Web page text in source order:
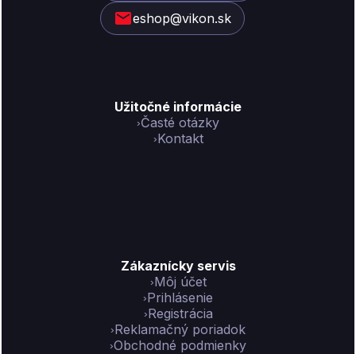
eshop@vikon.sk
Užitočné informácie
Časté otázky
Kontakt
Zákaznícky servis
Môj účet
Prihlásenie
Registrácia
Reklamačný poriadok
Obchodné podmienky